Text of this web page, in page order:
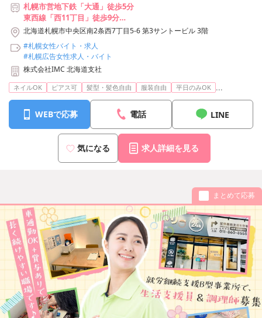
札幌市営地下鉄「大通」徒歩5分
東西線「西11丁目」徒歩9分
札幌市電「西8丁目」徒歩2分
北海道札幌市中央区南2条西7丁目5-6 第3サントービル 3階
#札幌女性バイト・求人
#札幌広告女性求人・バイト
株式会社IMC 北海道支社
ネイルOK ピアス可 髪型・髪色自由 服装自由 平日のみOK ...
WEBで応募 電話 LINE
気になる 求人詳細を見る
まとめて応募